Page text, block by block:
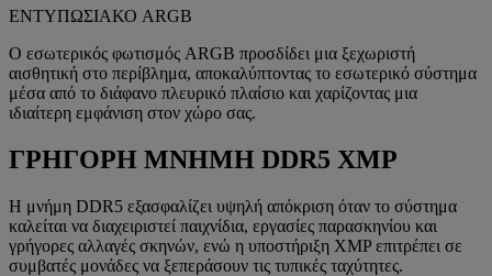
ΕΝΤΥΠΩΣΙΑΚΟ ARGB
Ο εσωτερικός φωτισμός ARGB προσδίδει μια ξεχωριστή
αισθητική στο περίβλημα, αποκαλύπτοντας το εσωτερικό σύστημα
μέσα από το διάφανο πλευρικό πλαίσιο και χαρίζοντας μια
ιδιαίτερη εμφάνιση στον χώρο σας.
ΓΡΗΓΟΡΗ ΜΝΗΜΗ DDR5 XMP
Η μνήμη DDR5 εξασφαλίζει υψηλή απόκριση όταν το σύστημα
καλείται να διαχειριστεί παιχνίδια, εργασίες παρασκηνίου και
γρήγορες αλλαγές σκηνών, ενώ η υποστήριξη XMP επιτρέπει σε
συμβατές μονάδες να ξεπεράσουν τις τυπικές ταχύτητες.